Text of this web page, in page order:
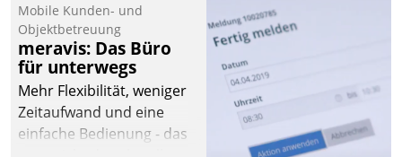
Mobile Kunden- und
Objektbetreuung
meravis: Das Büro
für unterwegs
Mehr Flexibilität, weniger
Zeitaufwand und eine
einfache Bedienung - das